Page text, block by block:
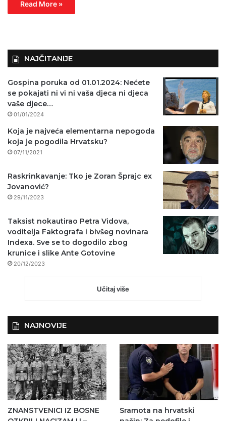
Read More »
NAJČITANIJE
Gospina poruka od 01.01.2024: Nećete
se pokajati ni vi ni vaša djeca ni djeca
vaše djece…
01/01/2024
Koja je najveća elementarna nepogoda
koja je pogodila Hrvatsku?
07/11/2021
Raskrinkavanje: Tko je Zoran Šprajc ex
Jovanović?
29/11/2023
Taksist nokautirao Petra Vidova,
voditelja Faktografa i bivšeg novinara
Indexa. Sve se to dogodilo zbog
krunice i slike Ante Gotovine
20/12/2023
Učitaj više
NAJNOVIJE
ZNANSTVENICI IZ BOSNE
Sramota na hrvatski